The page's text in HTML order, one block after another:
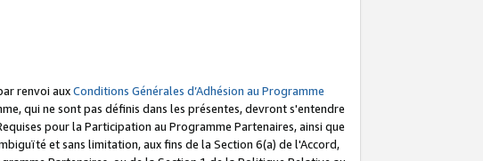
renvoi auxConditions Générales d’Adhésion au Programme
qui ne sont pas définis dans les présentes, devront s'entendre
pour la Participation au Programme Partenaires, ainsi que
et sans limitation, aux fins de la Section 6(a) de l'Accord,